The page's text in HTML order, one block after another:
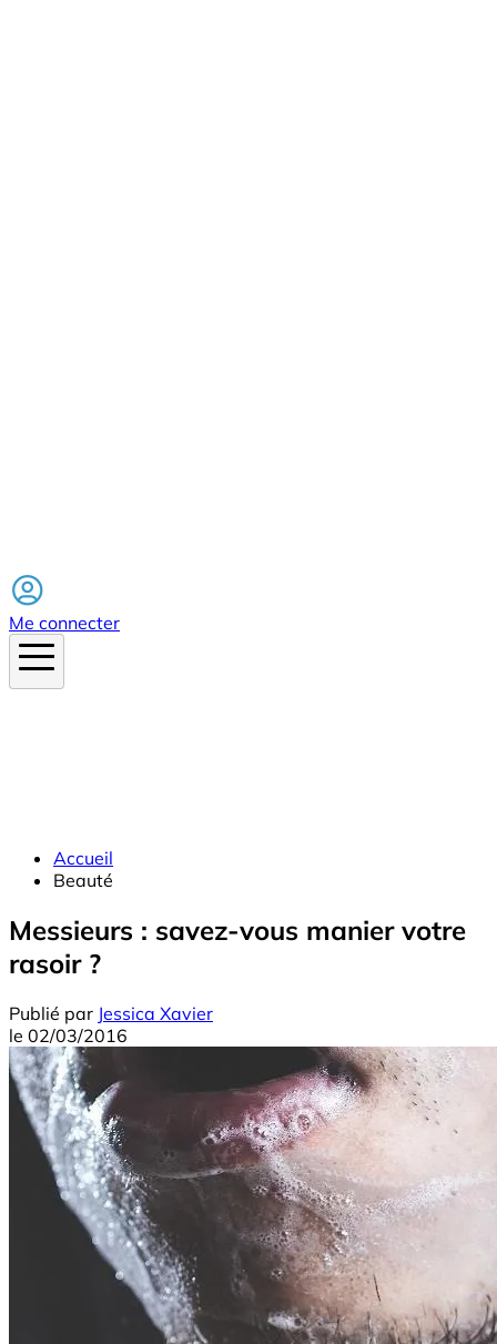
Me connecter
Accueil
Beauté
Messieurs : savez-vous manier votre
rasoir ?
Publié par Jessica Xavier
le 02/03/2016